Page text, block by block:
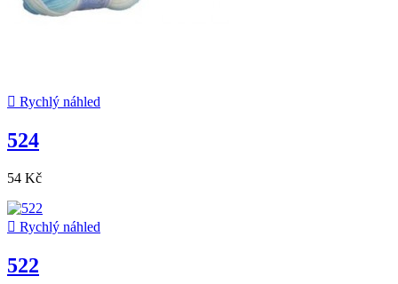
 Rychlý náhled
524
54 Kč
 Rychlý náhled
522